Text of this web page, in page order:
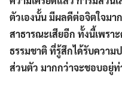
ตัวเองนั้น มีผลดีต่อจิตใจมา
สาธารณะเสียอีก ทั้งนี้เพร
ธรรมชาติ ที่รู้สึกได้รับควา
ส่วนตัว มากกว่าจะชอบอยู่